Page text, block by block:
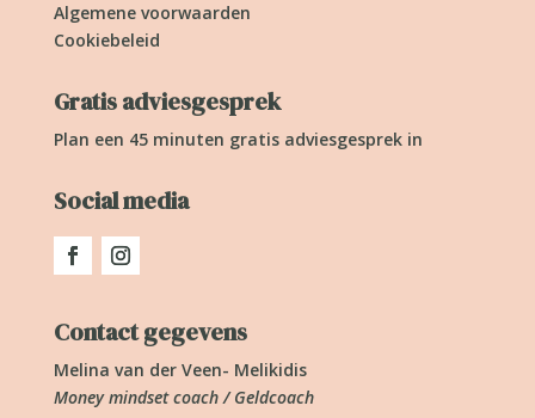
Algemene voorwaarden
Cookiebeleid
Gratis adviesgesprek
Plan een 45 minuten gratis adviesgesprek in
Social media
Contact gegevens
Melina van der Veen- Melikidis
Money mindset coach / Geldcoach